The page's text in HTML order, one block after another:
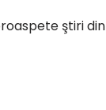
ştiri din